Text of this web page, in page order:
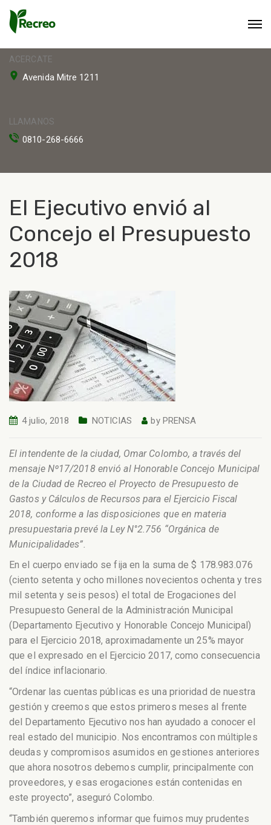
ACERCATE
Avenida Mitre 1211
LLAMANOS
0810-268-6666
El Ejecutivo envió al
Concejo el Presupuesto
2018
4 julio, 2018 NOTICIAS by PRENSA
El intendente de la ciudad, Omar Colombo, a través del
mensaje Nº17/2018 envió al Honorable Concejo Municipal
de la Ciudad de Recreo el Proyecto de Presupuesto de
Gastos y Cálculos de Recursos para el Ejercicio Fiscal
2018, conforme a las disposiciones que en materia
presupuestaria prevé la Ley N°2.756 “Orgánica de
Municipalidades”.
En el cuerpo enviado se fija en la suma de $ 178.983.076
(ciento setenta y ocho millones novecientos ochenta y tres
mil setenta y seis pesos) el total de Erogaciones del
Presupuesto General de la Administración Municipal
(Departamento Ejecutivo y Honorable Concejo Municipal)
para el Ejercicio 2018, aproximadamente un 25% mayor
que el expresado en el Ejercicio 2017, como consecuencia
del índice inflacionario.
“Ordenar las cuentas públicas es una prioridad de nuestra
gestión y creemos que estos primeros meses al frente
del Departamento Ejecutivo nos han ayudado a conocer el
real estado del municipio. Nos encontramos con múltiples
deudas y compromisos asumidos en gestiones anteriores
que ahora nosotros debemos cumplir, principalmente con
proveedores, y esas erogaciones están contenidas en
este proyecto”, aseguró Colombo.
“También queremos informar que fuimos muy prudentes